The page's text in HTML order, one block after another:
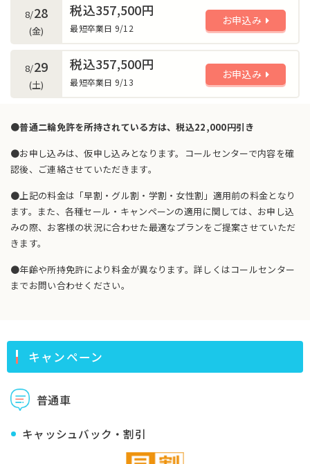
8/28
(金)
税込357,500円
最短卒業日 9/12
お申込み
8/29
(土)
税込357,500円
最短卒業日 9/13
お申込み
●普通二輪免許を所持されている方は、税込22,000円引き
●お申し込みは、仮申し込みとなります。コールセンターで内容を確
認後、ご連絡させていただきます。
●上記の料金は「早割・グル割・学割・女性割」適用前の料金となり
ます。また、各種セール・キャンペーンの適用に関しては、お申し込
みの際、お客様の状況に合わせた最適なプランをご提案させていただ
きます。
●年齢や所持免許により料金が異なります。詳しくはコールセンター
までお問い合わせください。
キャンペーン
普通車
キャッシュバック・割引